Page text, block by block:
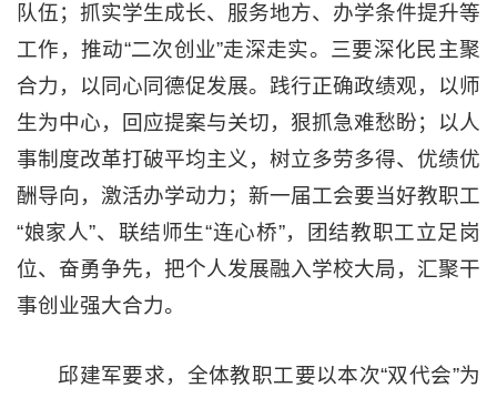
队伍；抓实学生成长、服务地方、办学条件提升等
工作，推动“二次创业”走深走实。三要深化民主聚
合力，以同心同德促发展。践行正确政绩观，以师
生为中心，回应提案与关切，狠抓急难愁盼；以人
事制度改革打破平均主义，树立多劳多得、优绩优
酬导向，激活办学动力；新一届工会要当好教职工
“娘家人”、联结师生“连心桥”，团结教职工立足岗
位、奋勇争先，把个人发展融入学校大局，汇聚干
事创业强大合力。
邱建军要求，全体教职工要以本次“双代会”为